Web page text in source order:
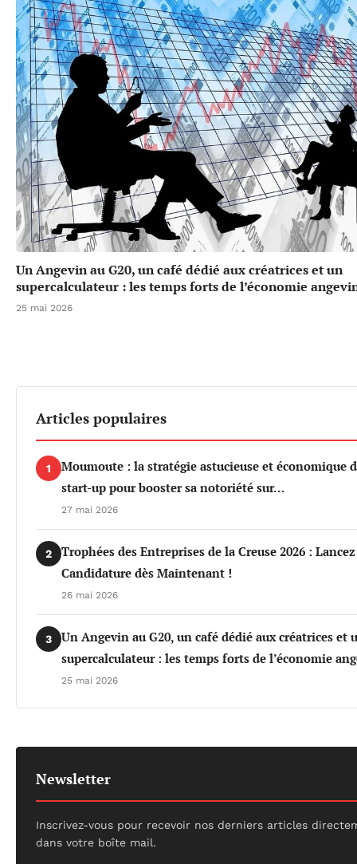
Un Angevin au G20, un café dédié aux créatrices et un
supercalculateur : les temps forts de l’économie
25 mai 2026
Articles populaires
1
Moumoute : la stratégie astucieuse et économique
start-up pour booster sa notoriété sur…
27 mai 2026
2
Trophées des Entreprises de la Creuse 2026 :
Candidature dès Maintenant !
26 mai 2026
3
Un Angevin au G20, un café dédié aux créatrices et
supercalculateur : les temps forts de l’économie
25 mai 2026
Newsletter
Inscrivez-vous pour recevoir nos derniers articles
dans votre boîte mail.